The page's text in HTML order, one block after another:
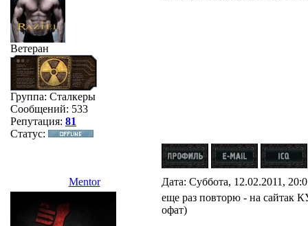
Ветеран
Группа: Сталкеры
Сообщений: 533
Репутация: 81
Статус:
Mentor Дата: Суббота, 12.02.2011,
еще раз повторю - на сайтак
офат)